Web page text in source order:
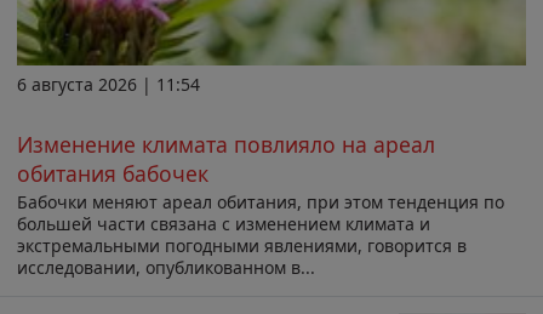
6 августа 2026 | 11:54
Изменение климата повлияло на ареал
обитания бабочек
Бабочки меняют ареал обитания, при этом тенденция по
большей части связана с изменением климата и
экстремальными погодными явлениями, говорится в
исследовании, опубликованном в...